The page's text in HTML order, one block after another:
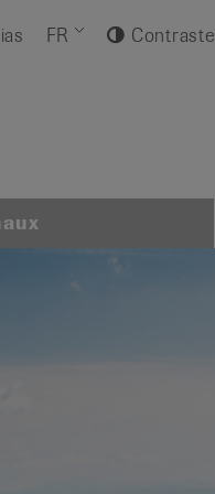
FR Contraste